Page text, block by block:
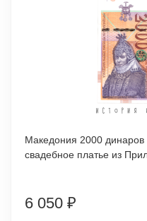
Македония 2000 динаров
свадебное платье из
6 050 ₽